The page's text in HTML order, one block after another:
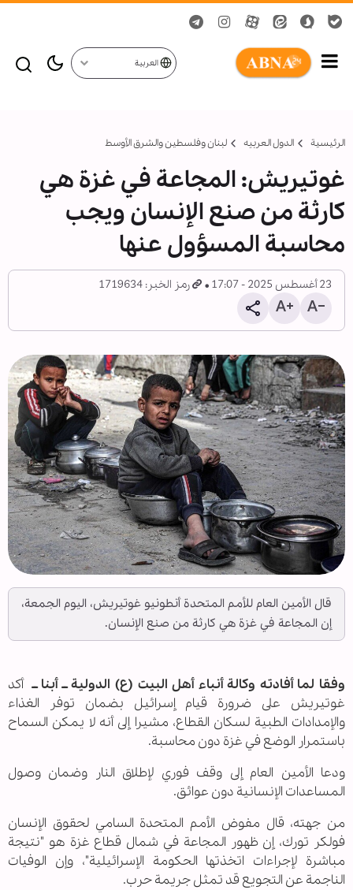
العربية
الرئيسية الدول العربیه لبنان وفلسطين والشرق الأوسط
غوتيريش: المجاعة في غزة هي
كارثة من صنع الإنسان ويجب
محاسبة المسؤول عنها
23 أغسطس 2025 - 17:07 رمز الخبر: 1719634
قال الأمين العام للأمم المتحدة أنطونيو غوتيريش، اليوم الجمعة،
إن المجاعة في غزة هي كارثة من صنع الإنسان.
وفقا لما أفادته وكالة أنباء أهل البيت (ع) الدولية ــ أبنا ــأكد
غوتيريش على ضرورة قيام إسرائيل بضمان توفر الغذاء
والإمدادات الطبية لسكان القطاع، مشيرا إلى أنه لا يمكن السماح
باستمرار الوضع في غزة دون محاسبة.
ودعا الأمين العام إلى وقف فوري لإطلاق النار وضمان وصول
المساعدات الإنسانية دون عوائق.
من جهته، قال مفوض الأمم المتحدة السامي لحقوق الإنسان
فولكر تورك، إن ظهور المجاعة في شمال قطاع غزة هو "نتيجة
مباشرة لإجراءات اتخذتها الحكومة الإسرائيلية"، وإن الوفيات
الناجمة عن التجويع قد تمثل جريمة حرب.